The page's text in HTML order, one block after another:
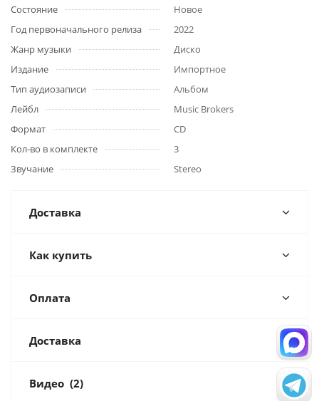
Состояние
Новое
Год первоначального релиза
2022
Жанр музыки
Диско
Издание
Импортное
Тип аудиозаписи
Альбом
Лейбл
Music Brokers
Формат
CD
Кол-во в комплекте
3
Звучание
Stereo
Доставка
Как купить
Оплата
Доставка
Видео (2)